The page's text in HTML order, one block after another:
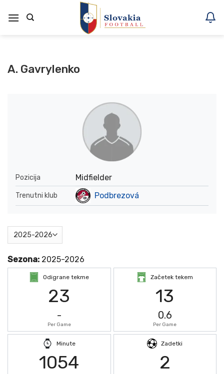
na
A. Gavrylenko
Pozicija Midfielder
Trenutni klub Podbrezová
Sezona: 2025-2026
Odigrane tekme
23
-
Per Game
Začetek tekem
13
0.6
Per Game
Minute
1054
Zadetki
2